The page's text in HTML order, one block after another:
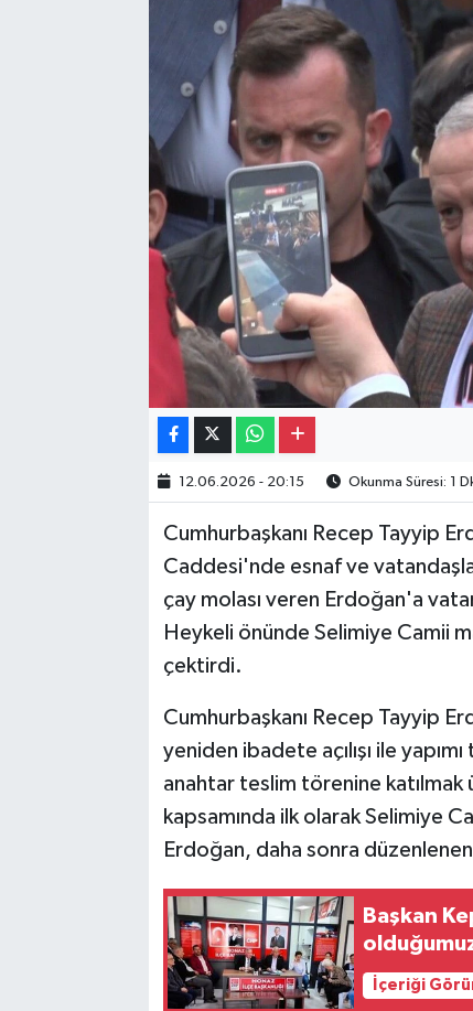
12.06.2026 - 20:15 Okunma Süresi: 1
Cumhurbaşkanı Recep Tayyip
Caddesi'nde esnaf ve
çay molası veren Erdoğan'a
Heykeli önünde Selimiye Camii
çektirdi.
Cumhurbaşkanı Recep Tayyip
yeniden ibadete açılışı ile
anahtar teslim törenine
kapsamında ilk olarak Selimiye
Erdoğan, daha sonra
Başkan
İçeriği